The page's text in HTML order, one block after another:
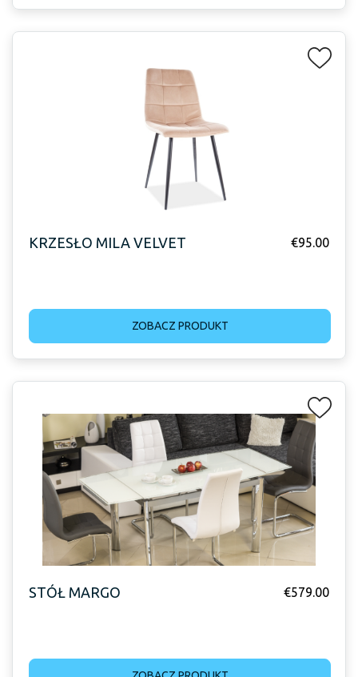
KRZESŁO MILA VELVET €95.00
ZOBACZ PRODUKT
STÓŁ MARGO €579.00